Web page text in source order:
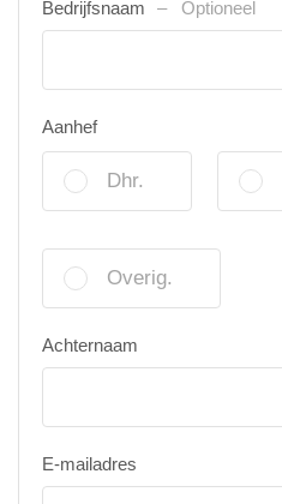
Bedrijfsnaam Optioneel
Aanhef
Dhr.
Overig.
Achternaam
E-mailadres